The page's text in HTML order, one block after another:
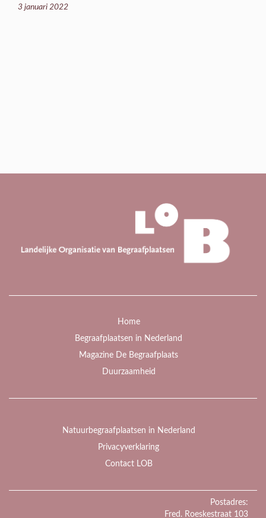
3 januari 2022
Home
Begraafplaatsen in Nederland
Magazine De Begraafplaats
Duurzaamheid
Natuurbegraafplaatsen in Nederland
Privacyverklaring
Contact LOB
Postadres:
Fred. Roeskestraat 103